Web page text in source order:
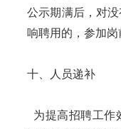
公示期满后，对
响聘用的，参加岗
十、人员递补
为提高招聘工作